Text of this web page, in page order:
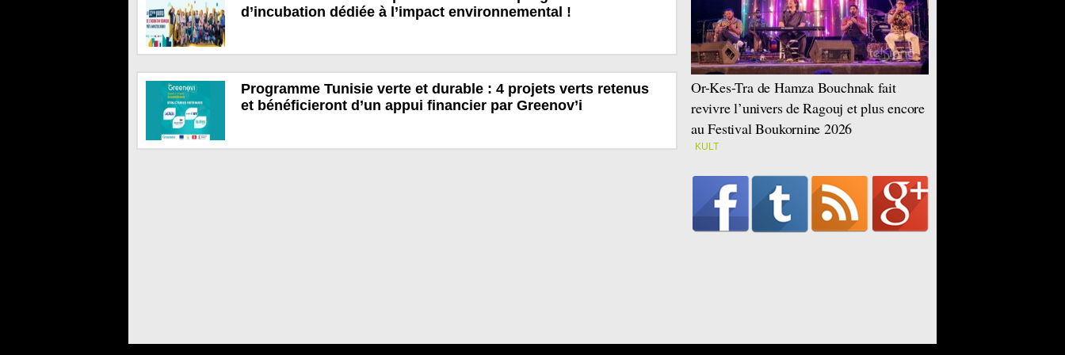
d’incubation dédiée à l’impact environnemental !
Programme Tunisie verte et durable : 4 projets verts retenus
et bénéficieront d’un appui financier par Greenov’i
Or-Kes-Tra de Hamza Bouchnak fait
revivre l’univers de Ragouj et plus encore
au Festival Boukornine 2026
KULT